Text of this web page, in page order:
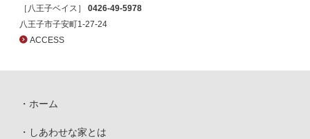
［八王子ベイス］ 0426-49-5978
八王子市子安町1-27-24
ACCESS
ホーム
しあわせな家とは